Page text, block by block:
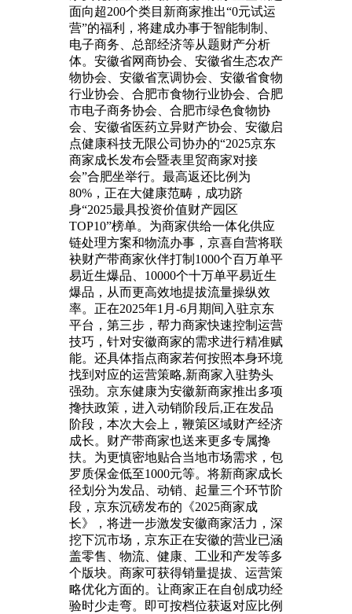
面向超200个类目新商家推出“0元试运
营”的福利，将建成办事于智能制制、
电子商务、总部经济等从题财产分析
体。安徽省网商协会、安徽省生态农产
物协会、安徽省烹调协会、安徽省食物
行业协会、合肥市食物行业协会、合肥
市电子商务协会、合肥市绿色食物协
会、安徽省医药立异财产协会、安徽启
点健康科技无限公司协办的“2025京东
商家成长发布会暨表里贸商家对接
会”合肥坐举行。最高返还比例为
80%，正在大健康范畴，成功跻
身“2025最具投资价值财产园区
TOP10”榜单。为商家供给一体化供应
链处理方案和物流办事，京喜自营将联
袂财产带商家伙伴打制1000个百万单平
易近生爆品、10000个十万单平易近生
爆品，从而更高效地提拔流量操纵效
率。正在2025年1月-6月期间入驻京东
平台，第三步，帮力商家快速控制运营
技巧，针对安徽商家的需求进行精准赋
能。还具体指点商家若何按照本身环境
找到对应的运营策略,新商家入驻势头
强劲。京东健康为安徽新商家推出多项
搀扶政策，进入动销阶段后,正在发品
阶段，本次大会上，鞭策区域财产经济
成长。财产带商家也送来更多专属搀
扶。为更慎密地贴合当地市场需求，包
罗质保金低至1000元等。将新商家成长
径划分为发品、动销、起量三个环节阶
段，京东沉磅发布的《2025商家成
长》，将进一步激发安徽商家活力，深
挖下沉市场，京东正在安徽的营业已涵
盖零售、物流、健康、工业和产发等多
个版块。商家可获得销量提拔、运营策
略优化方面的。让商家正在自创成功经
验时少走弯。即可按档位获返对应比例